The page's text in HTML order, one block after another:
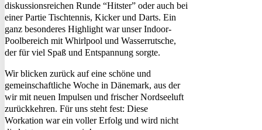
diskussionsreichen Runde “Hitster” oder auch bei
einer Partie Tischtennis, Kicker und Darts. Ein
ganz besonderes Highlight war unser Indoor-
Poolbereich mit Whirlpool und Wasserrutsche,
der für viel Spaß und Entspannung sorgte.
Wir blicken zurück auf eine schöne und
gemeinschaftliche Woche in Dänemark, aus der
wir mit neuen Impulsen und frischer Nordseeluft
zurückkehren. Für uns steht fest: Diese
Workation war ein voller Erfolg und wird nicht